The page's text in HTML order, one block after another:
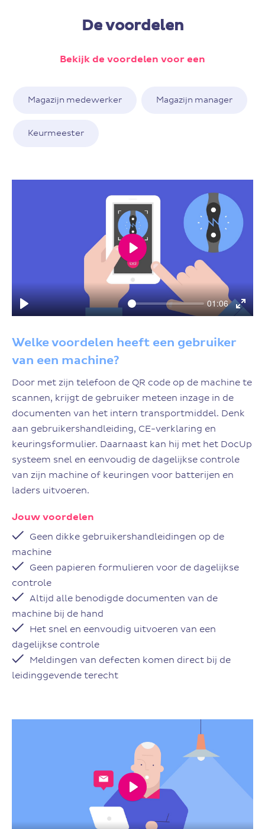
De voordelen
Bekijk de voordelen voor een
Magazijn medewerker Magazijn manager
Keurmeester
Play
01:06
Enter
Play
Welke voordelen heeft een gebruiker
van een machine?
Door met zijn telefoon de QR code op de machine te
scannen, krijgt de gebruiker meteen inzage in de
documenten van het intern transportmiddel. Denk
aan gebruikershandleiding, CE-verklaring en
keuringsformulier. Daarnaast kan hij met het DocUp
systeem snel en eenvoudig de dagelijkse controle
van zijn machine of keuringen voor batterijen en
laders uitvoeren.
Jouw voordelen
Geen dikke gebruikershandleidingen op de
machine
Geen papieren formulieren voor de dagelijkse
controle
Altijd alle benodigde documenten van de
machine bij de hand
Het snel en eenvoudig uitvoeren van een
dagelijkse controle
Meldingen van defecten komen direct bij de
leidinggevende terecht
Play